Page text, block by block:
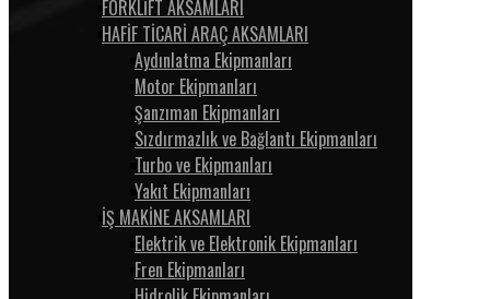
FORKLİFT AKSAMLARI
HAFİF TİCARİ ARAÇ AKSAMLARI
Aydınlatma Ekipmanları
Motor Ekipmanları
Şanzıman Ekipmanları
Sızdırmazlık ve Bağlantı Ekipmanları
Turbo ve Ekipmanları
Yakıt Ekipmanları
İŞ MAKİNE AKSAMLARI
Elektrik ve Elektronik Ekipmanları
Fren Ekipmanları